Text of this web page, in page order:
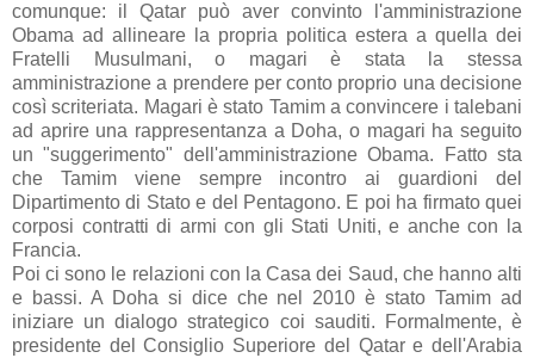
comunque: il Qatar può aver convinto l'amministrazione
Obama ad allineare la propria politica estera a quella dei
Fratelli Musulmani, o magari è stata la stessa
amministrazione a prendere per conto proprio una decisione
così scriteriata. Magari è stato Tamim a convincere i talebani
ad aprire una rappresentanza a Doha, o magari ha seguito
un "suggerimento" dell'amministrazione Obama. Fatto sta
che Tamim viene sempre incontro ai guardioni del
Dipartimento di Stato e del Pentagono. E poi ha firmato quei
corposi contratti di armi con gli Stati Uniti, e anche con la
Francia.
Poi ci sono le relazioni con la Casa dei Saud, che hanno alti
e bassi. A Doha si dice che nel 2010 è stato Tamim ad
iniziare un dialogo strategico coi sauditi. Formalmente, è
presidente del Consiglio Superiore del Qatar e dell'Arabia